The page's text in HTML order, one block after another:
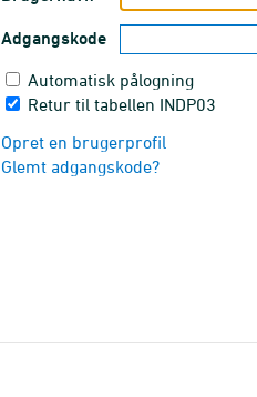
Adgangskode
Automatisk pålogning
Retur til tabellen INDP03
Opret en brugerprofil
Glemt adgangskode?